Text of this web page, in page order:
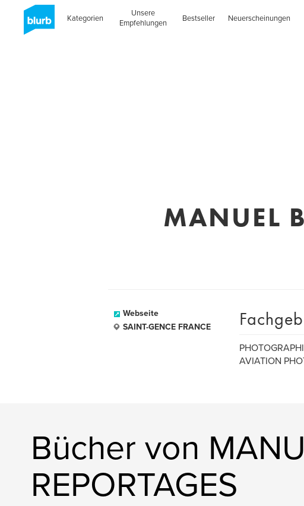
Kategorien
Unsere
Empfehlungen
Bestseller Neuerscheinungen
MANUEL
Webseite
SAINT-GENCE FRANCE
AVIATION
Bücher von
REPORTAGES